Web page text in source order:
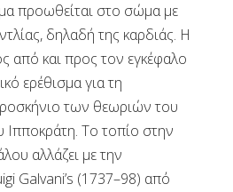
προωθείται στο σώμα με
δηλαδή της καρδιάς. Η
από και προς τον εγκέφαλο
ερέθισμα για τη
των θεωριών του
Ιπποκράτη. Το τοπίο στην
αλλάζει με την
Galvani’s (1737–98) από